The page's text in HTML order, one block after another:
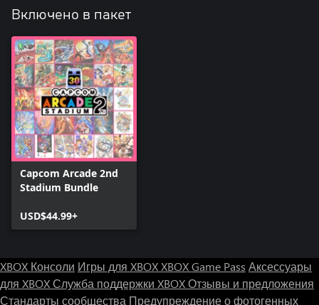
Включено в пакет
Capcom Arcade 2nd
Stadium Bundle
USD$44.99+
XBOX Консоли Игры для XBOXXBOX Game Pass Аксессуары
для XBOXСлужба поддержки XBOXОтзывы и предложения
Стандарты сообщества Предупреждение о фотогенных